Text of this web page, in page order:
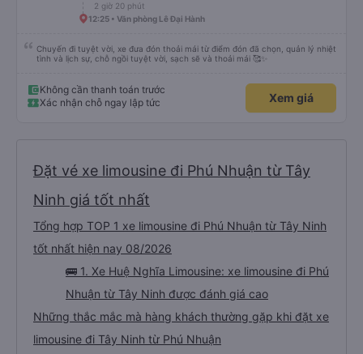
2 giờ 20 phút
12:25 • Văn phòng Lê Đại Hành
Chuyến đi tuyệt vời, xe đưa đón thoải mái từ điểm đón đã chọn, quản lý nhiệt
tình và lịch sự, chỗ ngồi tuyệt vời, sạch sẽ và thoải mái 🥰✨
Không cần thanh toán trước
Xác nhận chỗ ngay lập tức
Xem giá
Đặt vé xe limousine đi Phú Nhuận từ Tây
Ninh giá tốt nhất
Tổng hợp TOP 1 xe limousine đi Phú Nhuận từ Tây Ninh
tốt nhất hiện nay 08/2026
🚌 1. Xe Huệ Nghĩa Limousine: xe limousine đi Phú
Nhuận từ Tây Ninh được đánh giá cao
Những thắc mắc mà hàng khách thường gặp khi đặt xe
limousine đi Tây Ninh từ Phú Nhuận